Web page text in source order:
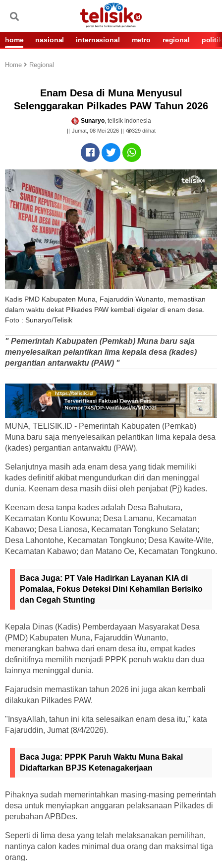
home nasional internasional metro regional politik
Home Regional
Enam Desa di Muna Menyusul
Selenggarakan Pilkades PAW Tahun 2026
Sunaryo, telisik indonesia
Jumat, 08 Mei 2026 329dilihat
Kadis PMD Kabupaten Muna, Fajaruddin Wunanto, memastikan
dalam waktu dekat Pilkades PAW kembali digelar di enam desa.
Foto : Sunaryo/Telisik
" Pemerintah Kabupaten (Pemkab) Muna baru saja
menyelesaikan pelantikan lima kepala desa (kades)
pergantian antarwaktu (PAW) "
MUNA, TELISIK.ID - Pemerintah Kabupaten (Pemkab)
Muna baru saja menyelesaikan pelantikan lima kepala desa
(kades) pergantian antarwaktu (PAW).
Selanjutnya masih ada enam desa yang tidak memiliki
kades definitif akibat mengundurkan diri dan meninggal
dunia. Keenam desa masih diisi oleh penjabat (Pj) kades.
Keenam desa tanpa kades adalah Desa Bahutara,
Kecamatan Kontu Kowuna; Desa Lamanu, Kecamatan
Kabawo; Desa Lianosa, Kecamatan Tongkuno Selatan;
Desa Lahontohe, Kecamatan Tongkuno; Desa Kawite-Wite,
Kecamatan Kabawo; dan Matano Oe, Kecamatan Tongkuno.
Baca Juga: PT Vale Hadirkan Layanan KIA di
Pomalaa, Fokus Deteksi Dini Kehamilan Berisiko
dan Cegah Stunting
Kepala Dinas (Kadis) Pemberdayaan Masyarakat Desa
(PMD) Kabupaten Muna, Fajaruddin Wunanto,
menerangkan bahwa dari enam desa itu, empat kades
definitifnya memilih menjadi PPPK penuh waktu dan dua
lainnya meninggal dunia.
Fajarudsin memastikan tahun 2026 ini juga akan kembali
dilakukan Pilkades PAW.
"InsyaAllah, tahun ini kita selesaikan enam desa itu," kata
Fajaruddin, Jumat (8/4/2026).
Baca Juga: PPPK Paruh Waktu Muna Bakal
Didaftarkan BPJS Ketenagakerjaan
Pihaknya sudah memerintahkan masing-masing pemerintah
desa untuk menyiapkan anggaran pelaksanaan Pilkades di
perubahan APBDes.
Seperti di lima desa yang telah melaksanakan pemilihan,
nantinya calon kades minimal dua orang dan maksimal tiga
orang.